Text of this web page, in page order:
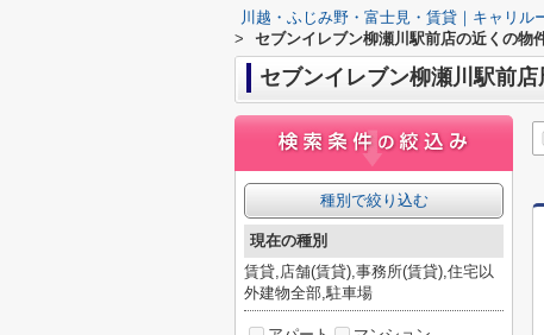
川越・ふじみ野・富士見・賃貸｜キャリ
>
セブンイレブン柳瀬川駅前店の近くの物
セブンイレブン柳瀬川駅前
種別で絞り込む
現在の種別
賃貸,店舗(賃貸),事務所(賃貸),住宅以
外建物全部,駐車場